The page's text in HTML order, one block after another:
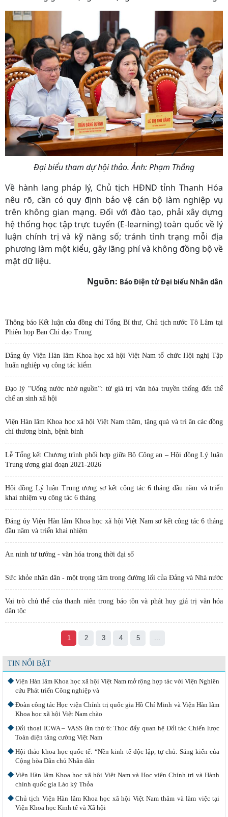
Đại biểu tham dự hội thảo. Ảnh: Phạm Thắng
Về hành lang pháp lý, Chủ tịch HĐND tỉnh Thanh Hóa
nêu rõ, cần có quy định bảo vệ cán bộ làm nghiệp vụ
trên không gian mạng. Đối với đào tạo, phải xây dựng
hệ thống học tập trực tuyến (E-learning) toàn quốc về lý
luận chính trị và kỹ năng số; tránh tình trạng mỗi địa
phương làm một kiểu, gây lãng phí và không đồng bộ về
mặt dữ liệu.
Nguồn: Báo Điện tử Đại biểu Nhân dân
Thông báo Kết luận của đồng chí Tổng Bí thư, Chủ tịch nước Tô Lâm tại
Phiên họp Ban Chỉ đạo Trung
Đảng ủy Viện Hàn lâm Khoa học xã hội Việt Nam tổ chức Hội nghị Tập
huấn nghiệp vụ công tác kiểm
Đạo lý “Uống nước nhớ nguồn”: từ giá trị văn hóa truyền thống đến thể
chế an sinh xã hội
Viện Hàn lâm Khoa học xã hội Việt Nam thăm, tặng quà và tri ân các đồng
chí thương binh, bệnh binh
Lễ Tổng kết Chương trình phối hợp giữa Bộ Công an – Hội đồng Lý luận
Trung ương giai đoạn 2021-2026
Hội đồng Lý luận Trung ương sơ kết công tác 6 tháng đầu năm và triển
khai nhiệm vụ công tác 6 tháng
Đảng ủy Viện Hàn lâm Khoa học xã hội Việt Nam sơ kết công tác 6 tháng
đầu năm và triển khai nhiệm
An ninh tư tưởng - văn hóa trong thời đại số
Sức khỏe nhân dân - một trọng tâm trong đường lối của Đảng và Nhà nước
Vai trò chủ thể của thanh niên trong bảo tồn và phát huy giá trị văn hóa
dân tộc
1 2 3 4 5 ...
TIN NỔI BẬT
Viện Hàn lâm Khoa học xã hội Việt Nam mở rộng hợp tác với Viện Nghiên
cứu Phát triển Công nghiệp và
Đoàn công tác Học viện Chính trị quốc gia Hồ Chí Minh và Viện Hàn lâm
Khoa học xã hội Việt Nam chào
Đối thoại ICWA – VASS lần thứ 6: Thúc đẩy quan hệ Đối tác Chiến lược
Toàn diện tăng cường Việt Nam
Hội thảo khoa học quốc tế: “Nền kinh tế độc lập, tự chủ: Sáng kiến của
Cộng hòa Dân chủ Nhân dân
Viện Hàn lâm Khoa học xã hội Việt Nam và Học viện Chính trị và Hành
chính quốc gia Lào ký Thỏa
Chủ tịch Viện Hàn lâm Khoa học xã hội Việt Nam thăm và làm việc tại
Viện Khoa học Kinh tế và Xã hội